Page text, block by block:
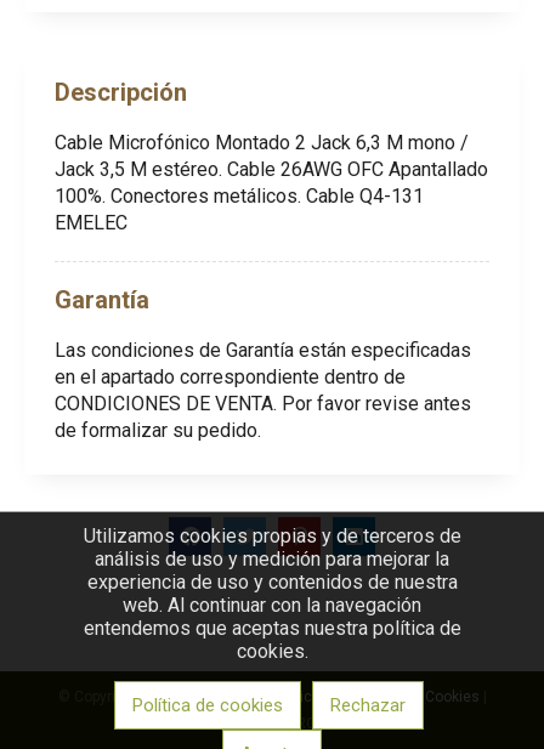
Descripción
Cable Microfónico Montado 2 Jack 6,3 M mono /
Jack 3,5 M estéreo. Cable 26AWG OFC Apantallado
100%. Conectores metálicos. Cable Q4-131
EMELEC
Garantía
Las condiciones de Garantía están especificadas
en el apartado correspondiente dentro de
CONDICIONES DE VENTA. Por favor revise antes
de formalizar su pedido.
© Copyright 2026 | Aviso legal | Política de privacidad Cookies
Utilizamos cookies propias y de terceros de
análisis de uso y medición para mejorar la
experiencia de uso y contenidos de nuestra
web. Al continuar con la navegación
entendemos que aceptas nuestra política de
cookies.
Política de cookies Rechazar